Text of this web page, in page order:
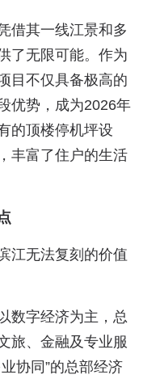
借其一线江景和多
了无限可能。作为
目不仅具备极高的
优势，成为2026年
的顶楼停机坪设
丰富了住户的生活
江无法复刻的价值
数字经济为主，总
旅、金融及专业服
协同”的总部经济